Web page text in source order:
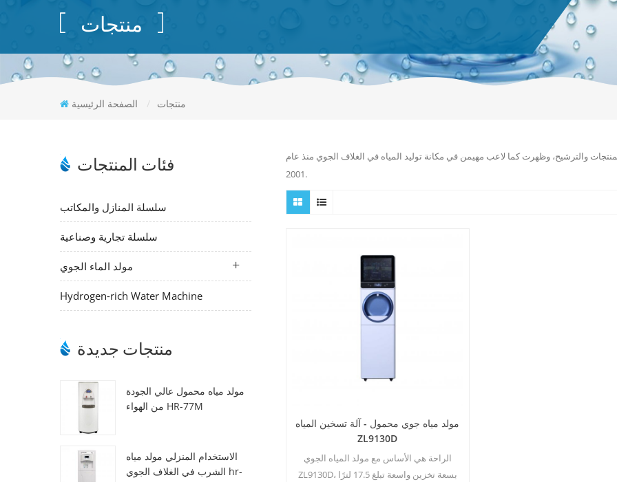
منتجات
الصفحة الرئيسية / منتجات
فئات المنتجات
سلسلة المنازل والمكاتب
سلسلة تجارية وصناعية
مولد الماء الجوي
Hydrogen-rich Water Machine
منتجات جديدة
مولد مياه محمول عالي الجودة
من الهواء HR-77M
الاستخدام المنزلي مولد مياه
الشرب في الغلاف الجوي hr-
والترشيح، وظهرت كما لاعب مهيمن في مكانة توليد المياه في الغلاف الجوي منذ عام
2001.
مولد مياه جوي محمول - آلة تسخين المياه
ZL9130D
الراحة هي الأساس مع مولد المياه الجوي
ZL9130D، بسعة تخزين واسعة تبلغ 17.5 لترًا